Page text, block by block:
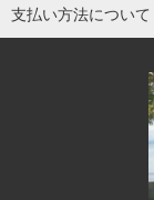
支払い方法について